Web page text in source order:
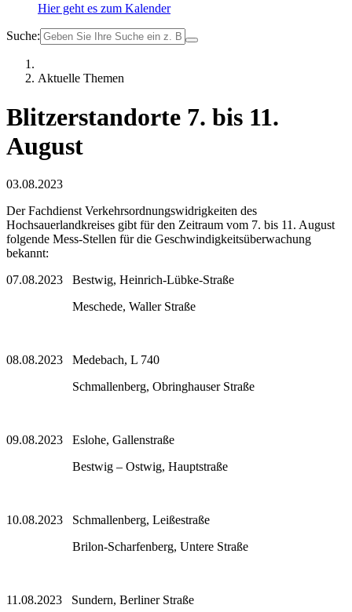
Hier geht es zum Kalender
Suche:
Aktuelle Themen
Blitzerstandorte 7. bis 11.
August
03.08.2023
Der Fachdienst Verkehrsordnungswidrigkeiten des
Hochsauerlandkreises gibt für den Zeitraum vom 7. bis 11. August
folgende Mess-Stellen für die Geschwindigkeitsüberwachung
bekannt:
07.08.2023 Bestwig, Heinrich-Lübke-Straße
Meschede, Waller Straße
08.08.2023 Medebach, L 740
Schmallenberg, Obringhauser Straße
09.08.2023 Eslohe, Gallenstraße
Bestwig – Ostwig, Hauptstraße
10.08.2023 Schmallenberg, Leißestraße
Brilon-Scharfenberg, Untere Straße
11.08.2023 Sundern, Berliner Straße